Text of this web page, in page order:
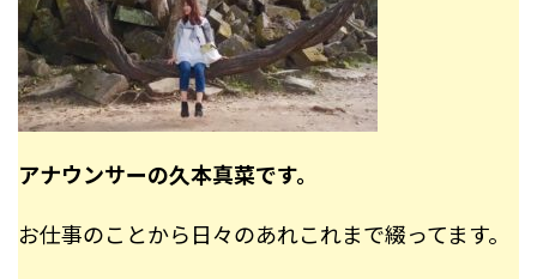
アナウンサーの久本真菜です。
お仕事のことから日々のあれこれまで綴ってます。